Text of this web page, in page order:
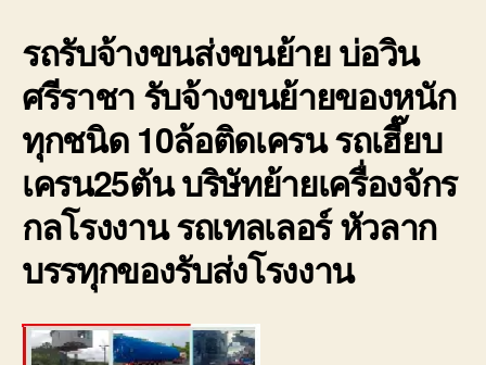
บ่อ
วิน
มี
รถรับจ้างขนส่งขนย้าย บ่อวิน
ศรีราชา รับจ้างขนย้ายของหนัก
ทุกชนิด 10ล้อติดเครน รถเฮี๊ยบ
เครน25ตัน บริษัทย้ายเครื่องจักร
กลโรงงาน รถเทลเลอร์ หัวลาก
บรรทุกของรับส่งโรงงาน